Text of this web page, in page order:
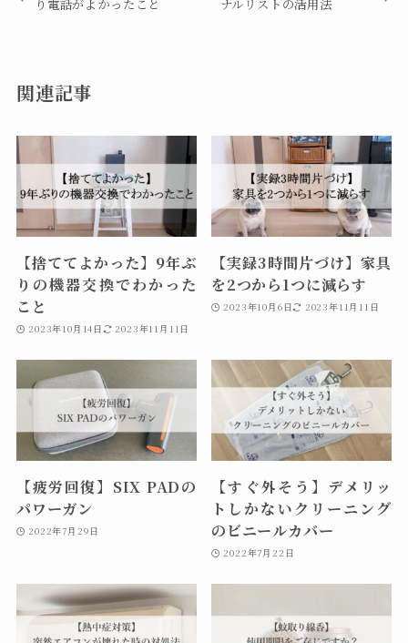
り電話がよかったこと ナルリストの活用法
関連記事
【捨ててよかった】9年ぶ
りの機器交換でわかった
こと
2023年10月14日 2023年11月11日
【実録3時間片づけ】家具
を2つから1つに減らす
2023年10月6日 2023年11月11日
【疲労回復】SIX PADの
パワーガン
2022年7月29日
【すぐ外そう】デメリッ
トしかないクリーニング
のビニールカバー
2022年7月22日